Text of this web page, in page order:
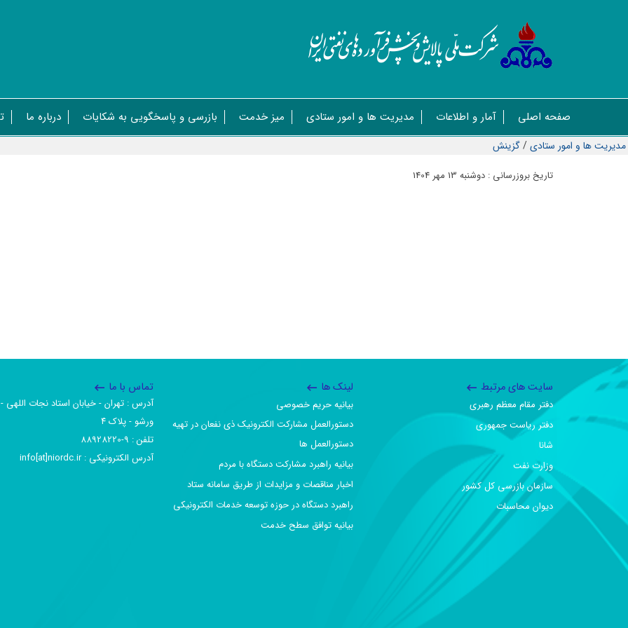
صفحه اصلی آمار و اطلاعات مدیریت ها و امور ستادی میز خدمت بازرسی و پاسخگویی به شکایات درباره ما
مدیریت ها و امور ستادی/گزینش
تاریخ بروزرسانی : دوشنبه 13 مهر 1404
سایت های مرتبط
دفتر مقام معظم رهبری
دفتر ریاست جمهوری
شانا
وزارت نفت
سازمان بازرسی کل کشور
دیوان محاسبات
لینک ها
بیانیه حریم خصوصی
دستورالعمل مشارکت الکترونیک ذی نفعان در تهیه
دستورالعمل ها
بیانیه راهبرد مشارکت دستگاه با مردم
اخبار مناقصات و مزایدات از طریق سامانه ستاد
راهبرد دستگاه در حوزه توسعه خدمات الکترونیکی
بیانیه توافق سطح خدمت
تماس با ما
آدرس :‌ تهران - خیابان استاد نجات اللهی -
ورشو - پلاک ۴
تلفن :‌ 9-88928220
آدرس الکترونیکی :‌ info[at]niordc.ir